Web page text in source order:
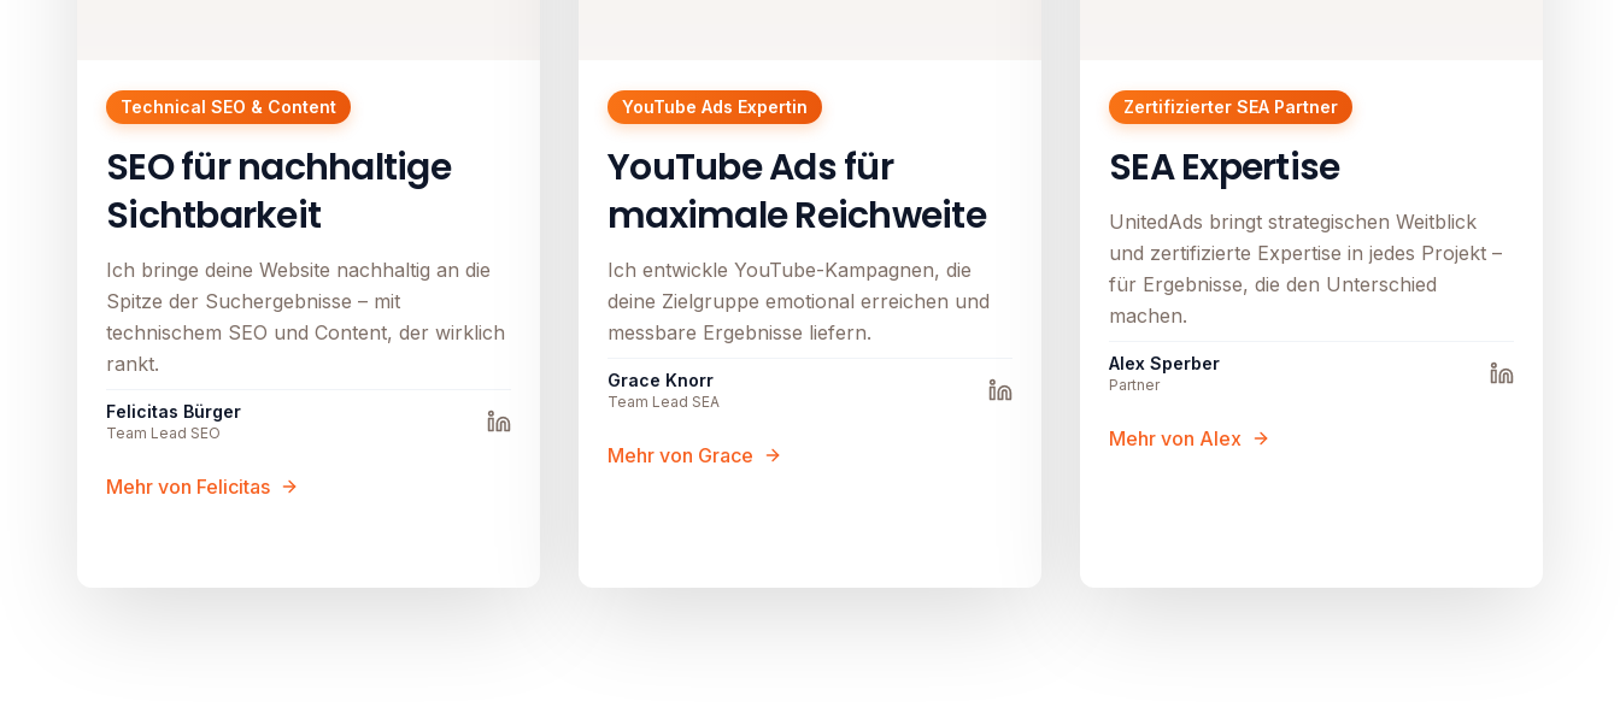
Technical SEO & Content
SEO für nachhaltige
Sichtbarkeit
Ich bringe deine Website nachhaltig an die
Spitze der Suchergebnisse – mit
technischem SEO und Content, der wirklich
rankt.
Felicitas Bürger
Team Lead SEO
Mehr von Felicitas
YouTube Ads Expertin
YouTube Ads für
maximale Reichweite
Ich entwickle YouTube-Kampagnen, die
deine Zielgruppe emotional erreichen und
messbare Ergebnisse liefern.
Grace Knorr
Team Lead SEA
Mehr von Grace
Zertifizierter SEA Partner
SEA Expertise
UnitedAds bringt strategischen Weitblick
und zertifizierte Expertise in jedes Projekt –
für Ergebnisse, die den Unterschied
machen.
Alex Sperber
Partner
Mehr von Alex